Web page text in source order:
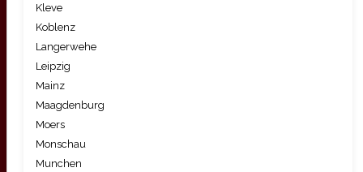
Kleve
Koblenz
Langerwehe
Leipzig
Mainz
Maagdenburg
Moers
Monschau
Munchen